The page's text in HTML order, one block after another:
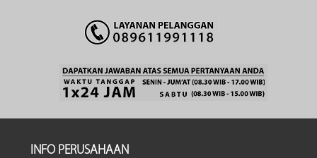
INFO PERUSAHAAN